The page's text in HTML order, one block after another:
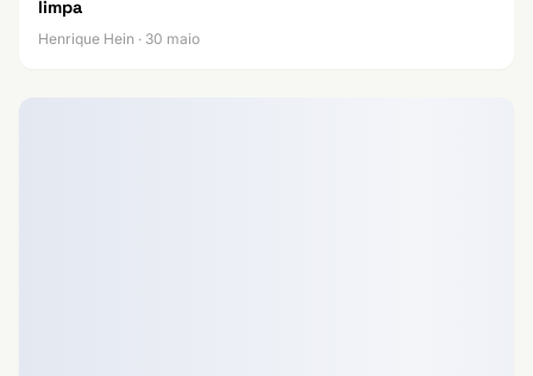
limpa
Henrique Hein · 30 maio